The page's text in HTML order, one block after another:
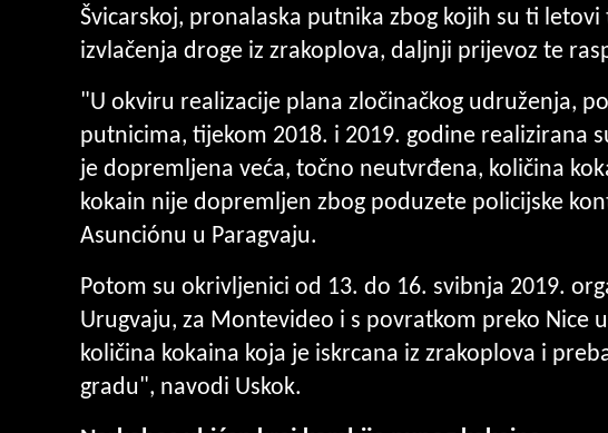
Švicarskoj, pronalaska putnika zbog kojih su ti
izvlačenja droge iz zrakoplova, daljnji prijevoz te
"U okviru realizacije plana zločinačkog udruženja,
putnicima, tijekom 2018. i 2019. godine realizirana
je dopremljena veća, točno neutvrđena, količina
kokain nije dopremljen zbog poduzete policijske
Asunciónu u Paragvaju.
Potom su okrivljenici od 13. do 16. svibnja 2019.
Urugvaju, za Montevideo i s povratkom preko Nice
količina kokaina koja je iskrcana iz zrakoplova i
gradu", navodi Uskok.